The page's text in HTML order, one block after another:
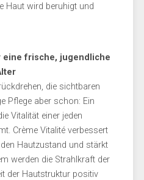
Haut wird beruhigt und
eine frische, jugendliche
die sichtbaren
Pflege aber schon: Ein
Vitalität einer jeden
Crème Vitalité verbessert
Hautzustand und stärkt
werden die Strahlkraft der
der Hautstruktur positiv